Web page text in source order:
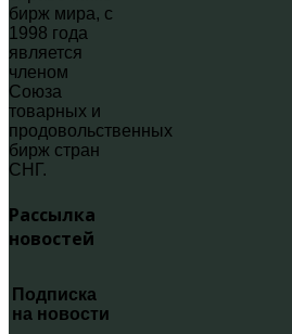
бирж мира, с
1998 года
является
членом
Союза
товарных и
продовольственных
бирж стран
СНГ.
Рассылка
новостей
Подписка
на новости